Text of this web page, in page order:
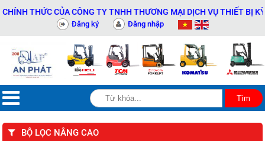
THỨC CỦA CÔNG TY TNHH THƯƠNG MẠI DỊCH VỤ THIẾT BỊ KỸ
Đăng ký Đăng nhập
BỘ LỌC NÂNG CAO